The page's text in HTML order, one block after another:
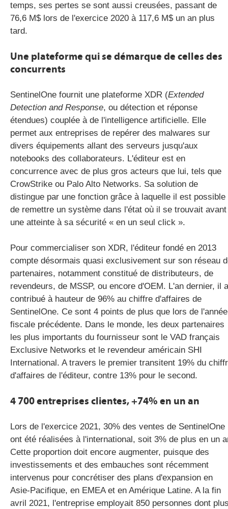
temps, ses pertes se sont aussi creusées, passant de
76,6 M$ lors de l'exercice 2020 à 117,6 M$ un an plus
tard.
Une plateforme qui se démarque de celles des
concurrents
SentinelOne fournit une plateforme XDR (Extended
Detection and Response, ou détection et réponse
étendues) couplée à de l'intelligence artificielle. Elle
permet aux entreprises de repérer des malwares sur
divers équipements allant des serveurs jusqu'aux
notebooks des collaborateurs. L'éditeur est en
concurrence avec de plus gros acteurs que lui, tels que
CrowStrike ou Palo Alto Networks. Sa solution de
distingue par une fonction grâce à laquelle il est possible
de remettre un système dans l'état où il se trouvait avant
une atteinte à sa sécurité « en un seul click ».
Pour commercialiser son XDR, l'éditeur fondé en 2013
compte désormais quasi exclusivement sur son réseau
partenaires, notamment constitué de distributeurs, de
revendeurs, de MSSP, ou encore d'OEM. L'an dernier, il a
contribué à hauteur de 96% au chiffre d'affaires de
SentinelOne. Ce sont 4 points de plus que lors de l'année
fiscale précédente. Dans le monde, les deux partenaires
les plus importants du fournisseur sont le VAD français
Exclusive Networks et le revendeur américain SHI
International. A travers le premier transitent 19% du
d'affaires de l'éditeur, contre 13% pour le second.
4 700 entreprises clientes, +74% en un an
Lors de l'exercice 2021, 30% des ventes de SentinelOne
ont été réalisées à l'international, soit 3% de plus en un
Cette proportion doit encore augmenter, puisque des
investissements et des embauches sont récemment
intervenus pour concrétiser des plans d'expansion en
Asie-Pacifique, en EMEA et en Amérique Latine. A la fin
avril 2021, l'entreprise employait 850 personnes dont